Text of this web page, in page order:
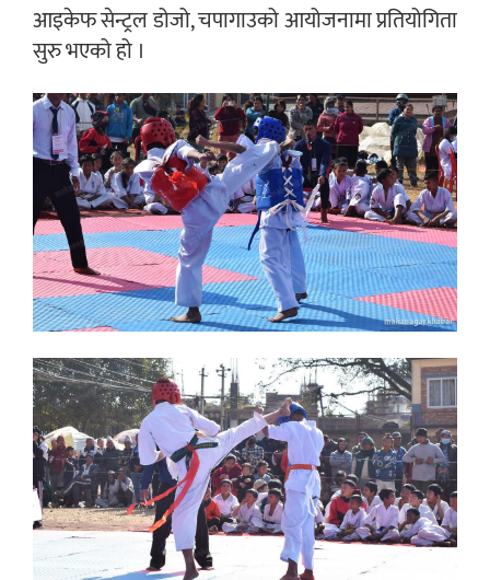
आइकेफ सेन्ट्रल डोजो, चपागाउको आयोजनामा प्रतियोगिता
सुरु भएको हो ।